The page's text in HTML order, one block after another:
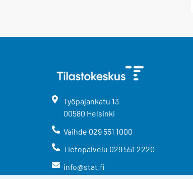
Työpajankatu 13
00580 Helsinki
Vaihde 029 551 1000
Tietopalvelu 029 551 2220
info@stat.fi